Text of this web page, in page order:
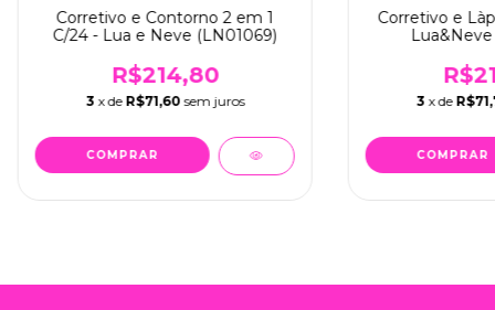
Corretivo e Contorno 2 em 1
C/24 - Lua e Neve (LN01069)
R$214,80
3 x de R$71,60 sem juros
Corretivo e
3 x de